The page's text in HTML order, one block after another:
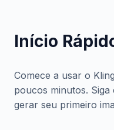
Início
Comece a usar o
poucos minutos. Siga
gerar seu primeiro